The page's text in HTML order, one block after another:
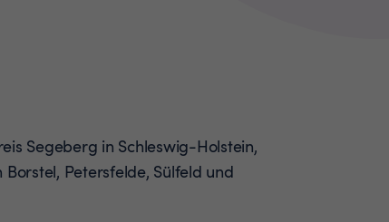
Segeberg in Schleswig-Holstein,
Petersfelde, Sülfeld und